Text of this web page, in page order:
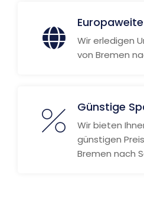
Wir erledigen
von Bremen
Günstige
Wir bieten
günstigen
Bremen nach